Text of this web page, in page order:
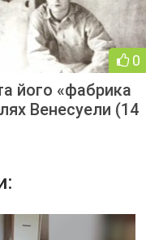
0
його «фабрика
Венесуели (14